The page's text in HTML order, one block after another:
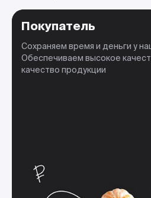
Покупатель
Сохраняем время и деньги у
Обеспечиваем высокое
качество продукции